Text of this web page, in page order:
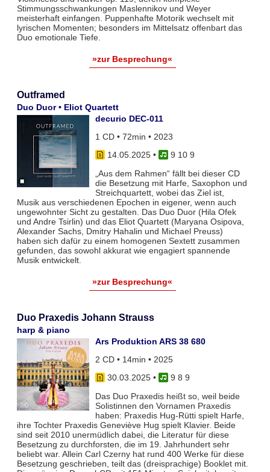
Stimmungsschwankungen Maslennikov und Weyer
meisterhaft einfangen. Puppenhafte Motorik wechselt mit
lyrischen Momenten; besonders im Mittelsatz offenbart das
Duo emotionale Tiefe.
»zur Besprechung«
Outframed
Duo Duor • Eliot Quartett
decurio DEC-011
1 CD • 72min • 2023
14.05.2025•
9 10 9
„Aus dem Rahmen“ fällt bei dieser CD
die Besetzung mit Harfe, Saxophon und
Streichquartett, wobei das Ziel ist,
Musik aus verschiedenen Epochen in eigener, wenn auch
ungewohnter Sicht zu gestalten. Das Duo Duor (Hila Ofek
und Andre Tsirlin) und das Eliot Quartett (Maryana Osipova,
Alexander Sachs, Dmitry Hahalin und Michael Preuss)
haben sich dafür zu einem homogenen Sextett zusammen
gefunden, das sowohl akkurat wie engagiert spannende
Musik entwickelt.
»zur Besprechung«
Duo Praxedis Johann Strauss
harp & piano
Ars Produktion ARS 38 680
2 CD • 14min • 2025
30.03.2025•
9 8 9
Das Duo Praxedis heißt so, weil beide
Solistinnen den Vornamen Praxedis
haben: Praxedis Hug-Rütti spielt Harfe,
ihre Tochter Praxedis Geneviève Hug spielt Klavier. Beide
sind seit 2010 unermüdlich dabei, die Literatur für diese
Besetzung zu durchforsten, die im 19. Jahrhundert sehr
beliebt war. Allein Carl Czerny hat rund 400 Werke für diese
Besetzung geschrieben, teilt das (dreisprachige) Booklet mit.